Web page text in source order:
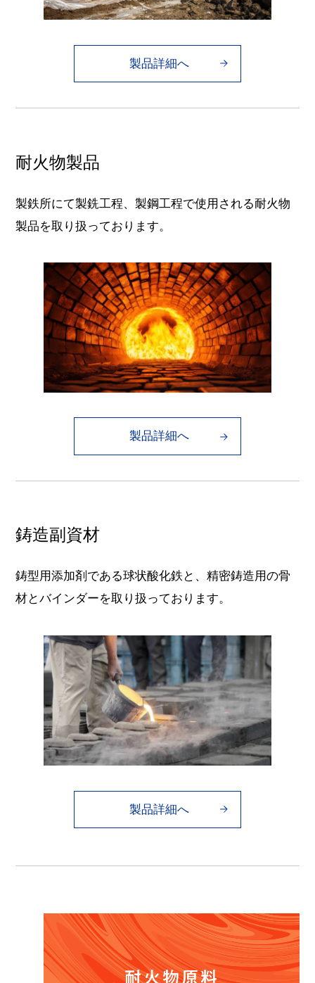
製品詳細へ
耐火物製品
製鉄所にて製銑工程、製鋼工程で使用される耐火物
製品を取り扱っております。
製品詳細へ
鋳造副資材
鋳型用添加剤である球状酸化鉄と、精密鋳造用の骨
材とバインダーを取り扱っております。
製品詳細へ